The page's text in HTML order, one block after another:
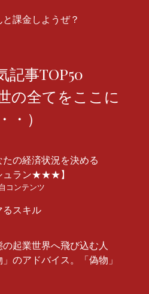
課金しようぜ？
記事TOP50
の全てをここに
・）
たの経済状況を決める
ュラン★★★】
コンテンツ
るスキル
起業世界へ飛び込む人
のアドバイス。「偽物」